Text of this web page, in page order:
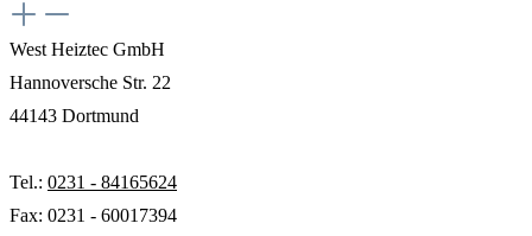
West Heiztec GmbH
Hannoversche Str. 22
44143 Dortmund
Tel.: 0231 - 84165624
Fax: 0231 - 60017394